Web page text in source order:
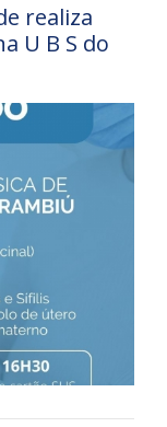
realiza
U B S do